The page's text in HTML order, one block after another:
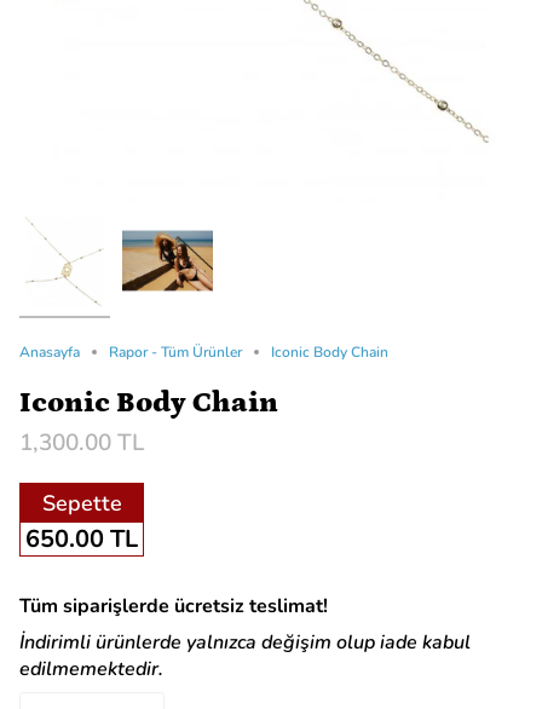
Anasayfa Rapor - Tüm Ürünler Iconic Body Chain
Iconic Body Chain
1,300.00 TL
Sepette
650.00 TL
Tüm siparişlerde ücretsiz teslimat!
İndirimli ürünlerde yalnızca değişim olup iade kabul
edilmemektedir.